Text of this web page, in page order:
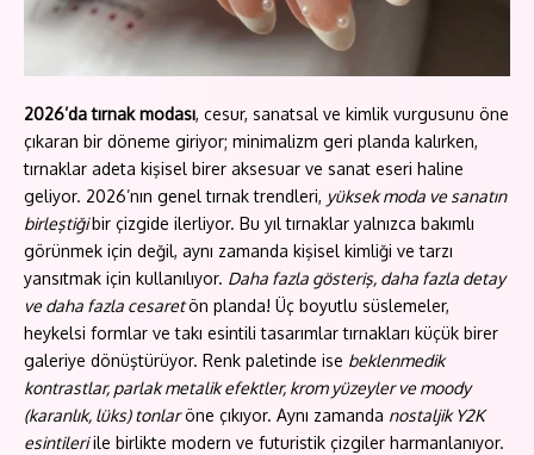
2026’da tırnak modası, cesur, sanatsal ve kimlik vurgusunu öne
çıkaran bir döneme giriyor; minimalizm geri planda kalırken,
tırnaklar adeta kişisel birer aksesuar ve sanat eseri haline
geliyor. 2026’nın genel tırnak trendleri, yüksek moda ve sanatın
birleştiğibir çizgide ilerliyor. Bu yıl tırnaklar yalnızca bakımlı
görünmek için değil, aynı zamanda kişisel kimliği ve tarzı
yansıtmak için kullanılıyor. Daha fazla gösteriş, daha fazla detay
ve daha fazla cesaretön planda! Üç boyutlu süslemeler,
heykelsi formlar ve takı esintili tasarımlar tırnakları küçük birer
galeriye dönüştürüyor. Renk paletinde ise beklenmedik
kontrastlar, parlak metalik efektler, krom yüzeyler ve moody
(karanlık, lüks) tonlaröne çıkıyor. Aynı zamanda nostaljik Y2K
esintileriile birlikte modern ve futuristik çizgiler harmanlanıyor.